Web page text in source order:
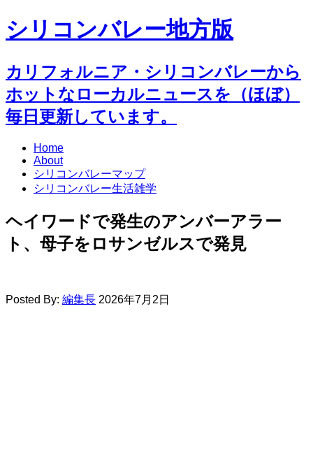
シリコンバレー地方版
カリフォルニア・シリコンバレーから
ホットなローカルニュースを（ほぼ）
毎日更新しています。
Home
About
シリコンバレーマップ
シリコンバレー生活雑学
ヘイワードで発生のアンバーアラー
ト、母子をロサンゼルスで発見
Posted By: 編集長 2026年7月2日